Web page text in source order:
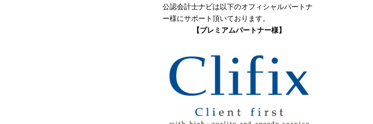
公認会計士ナビは以下のオフィシャルパートナ
ー様にサポート頂いております。
【プレミアムパートナー様】